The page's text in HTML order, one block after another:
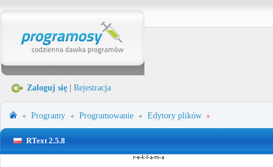
Zaloguj się Rejestracja
Programy Programowanie Edytory plików
RText 2.5.8